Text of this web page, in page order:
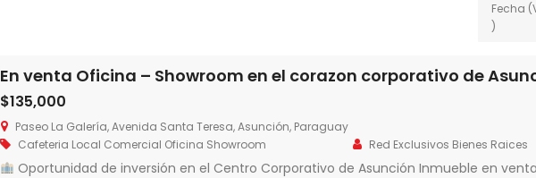
Fecha
)
En venta Oficina – Showroom en el corazon corporativo de
$135,000
Paseo La Galería, Avenida Santa Teresa, Asunción, Paraguay
Cafeteria Local Comercial Oficina Showroom Red Exclusivos Bienes Raices
Oportunidad de inversión en el Centro Corporativo de Asunción Inmueble en